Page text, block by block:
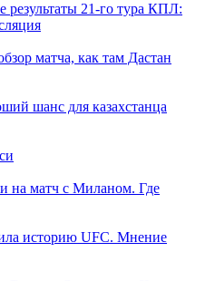
результаты 21-го тура КПЛ:
матча, как там Дастан
шанс для казахстанца
на матч с Миланом. Где
историю UFC. Мнение